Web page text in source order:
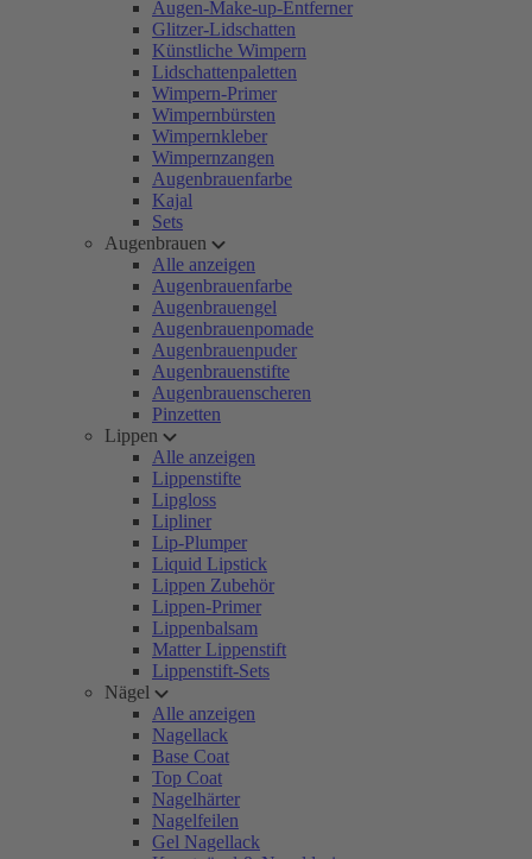
Augen-Make-up-Entferner
Glitzer-Lidschatten
Künstliche Wimpern
Lidschattenpaletten
Wimpern-Primer
Wimpernbürsten
Wimpernkleber
Wimpernzangen
Augenbrauenfarbe
Kajal
Sets
Augenbrauen
Alle anzeigen
Augenbrauenfarbe
Augenbrauengel
Augenbrauenpomade
Augenbrauenpuder
Augenbrauenstifte
Augenbrauenscheren
Pinzetten
Lippen
Alle anzeigen
Lippenstifte
Lipgloss
Lipliner
Lip-Plumper
Liquid Lipstick
Lippen Zubehör
Lippen-Primer
Lippenbalsam
Matter Lippenstift
Lippenstift-Sets
Nägel
Alle anzeigen
Nagellack
Base Coat
Top Coat
Nagelhärter
Nagelfeilen
Gel Nagellack